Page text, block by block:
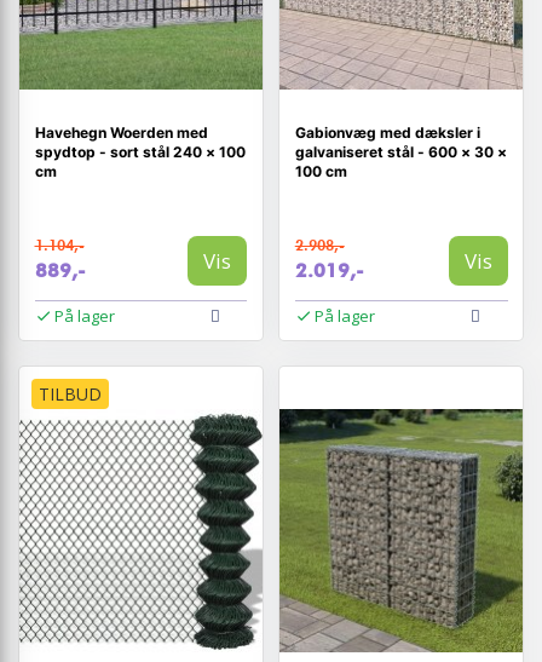
Havehegn Woerden med
spydtop - sort stål 240 × 100
cm
1.104,-
889,- Vis
På lager
Gabionvæg med dæksler i
galvaniseret stål - 600 × 30 ×
100 cm
2.908,-
2.019,- Vis
På lager
TILBUD